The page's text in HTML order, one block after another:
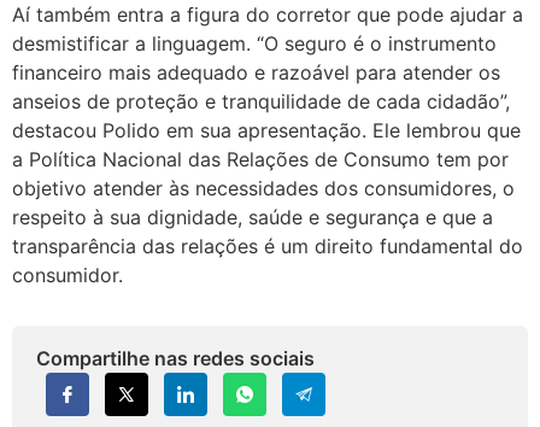
Aí também entra a figura do corretor que pode ajudar a
desmistificar a linguagem. “O seguro é o instrumento
financeiro mais adequado e razoável para atender os
anseios de proteção e tranquilidade de cada cidadão”,
destacou Polido em sua apresentação. Ele lembrou que
a Política Nacional das Relações de Consumo tem por
objetivo atender às necessidades dos consumidores, o
respeito à sua dignidade, saúde e segurança e que a
transparência das relações é um direito fundamental do
consumidor.
Compartilhe nas redes sociais